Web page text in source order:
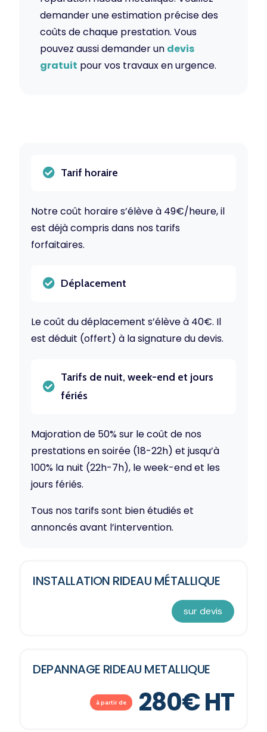
demander une estimation précise des
coûts de chaque prestation. Vous
pouvez aussi demander un devis
gratuit pour vos travaux en urgence.
Tarif horaire
Notre coût horaire s’élève à 49€/heure, il
est déjà compris dans nos tarifs
forfaitaires.
Déplacement
Le coût du déplacement s’élève à 40€. Il
est déduit (offert) à la signature du devis.
Tarifs de nuit, week-end et jours
fériés
Majoration de 50% sur le coût de nos
prestations en soirée (18-22h) et jusqu’à
100% la nuit (22h-7h), le week-end et les
jours fériés.
Tous nos tarifs sont bien étudiés et
annoncés avant l’intervention.
INSTALLATION RIDEAU MÉTALLIQUE
sur devis
DEPANNAGE RIDEAU METALLIQUE
à partir de 280€ HT